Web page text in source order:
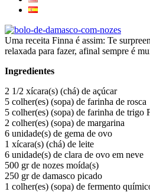
Uma receita Finna é assim: Te
relaxada para fazer, afinal sempre é
Ingredientes
2 1/2 xícara(s) (chá) de açúcar
5 colher(es) (sopa) de farinha de rosca
5 colher(es) (sopa) de farinha de trigo
2 colher(es) (sopa) de margarina
6 unidade(s) de gema de ovo
1 xícara(s) (chá) de leite
6 unidade(s) de clara de ovo em neve
500 gr de nozes moída(s)
250 gr de damasco picado
1 colher(es) (sopa) de fermento